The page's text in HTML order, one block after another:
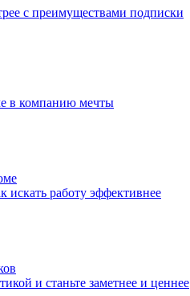
с преимуществами подписки
в компанию мечты
искать работу эффективнее
и станьте заметнее и ценнее